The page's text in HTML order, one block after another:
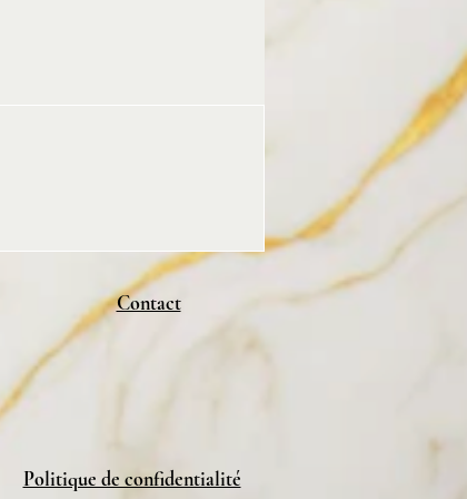
Contact
Politique de confidentialité